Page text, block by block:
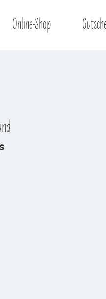
Online-Shop